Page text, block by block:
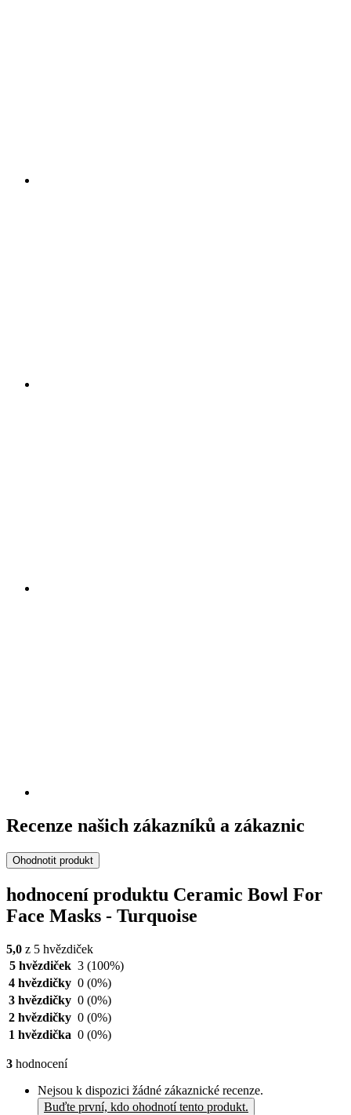
Recenze našich zákazníků a zákaznic
Ohodnotit produkt
hodnocení produktu Ceramic Bowl For
Face Masks - Turquoise
5,0 z 5 hvězdiček
5 hvězdiček 3 (100%)
4 hvězdičky 0 (0%)
3 hvězdičky 0 (0%)
2 hvězdičky 0 (0%)
1 hvězdička 0 (0%)
3 hodnocení
Nejsou k dispozici žádné zákaznické recenze.
Buďte první, kdo ohodnotí tento produkt.